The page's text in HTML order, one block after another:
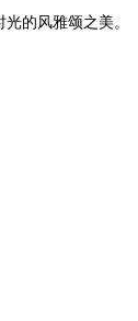
的风雅颂之美。